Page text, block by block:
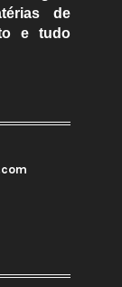
de
e tudo